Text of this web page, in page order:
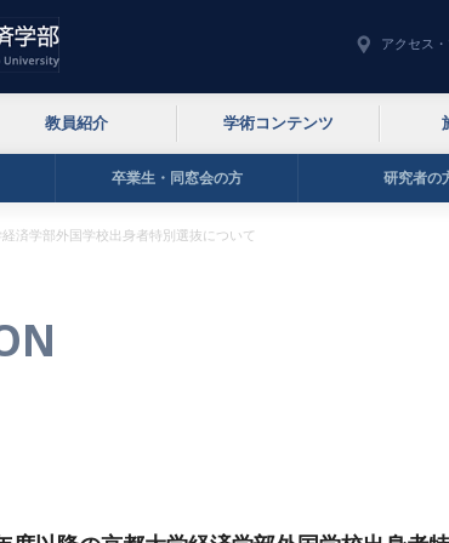
アクセス
教員紹介 学術コンテンツ
卒業生・同窓会の方 研究者の
済学部外国学校出身者特別選抜について